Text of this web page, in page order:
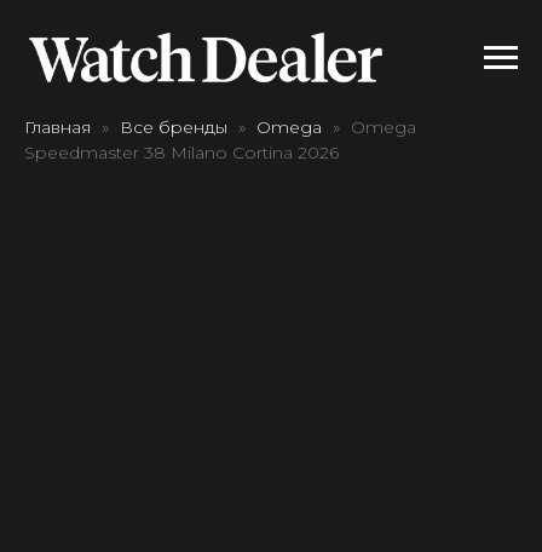
Главная Все бренды Omega
Omega
Speedmaster 38 Milano Cortina 2026